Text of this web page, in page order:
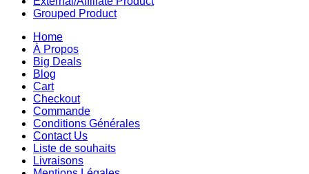
Grouped Product
Home
À Propos
Big Deals
Blog
Cart
Checkout
Commande
Conditions Générales
Contact Us
Liste de souhaits
Livraisons